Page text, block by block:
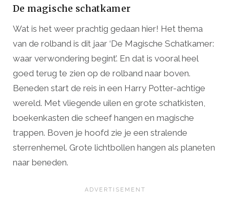
De magische schatkamer
Wat is het weer prachtig gedaan hier! Het thema
van de rolband is dit jaar ‘De Magische Schatkamer:
waar verwondering begint’. En dat is vooral heel
goed terug te zien op de rolband naar boven.
Beneden start de reis in een Harry Potter-achtige
wereld. Met vliegende uilen en grote schatkisten,
boekenkasten die scheef hangen en magische
trappen. Boven je hoofd zie je een stralende
sterrenhemel. Grote lichtbollen hangen als planeten
naar beneden.